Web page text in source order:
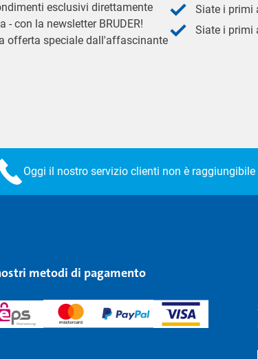
esclusivi direttamente
con la newsletter BRUDER!
offerta speciale dall'affascinante
Siate i primi
Siate i primi
Oggi il nostro servizio clienti non è
metodi di pagamento